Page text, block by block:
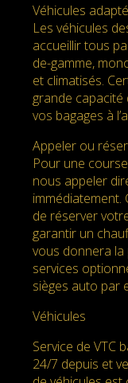
Véhicules
Les véhicules
accueillir tous
de-gamme,
et climatisés.
grande
vos bagages à
Appeler ou
Pour une
nous appeler
immédiatement.
de réserver
garantir un
vous donnera
services
sièges auto par
Véhicules
Service de VTC
24/7 depuis et